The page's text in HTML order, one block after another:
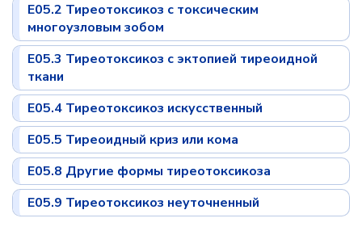
E05.2 Тиреотоксикоз с токсическим
многоузловым зобом
E05.3 Тиреотоксикоз с эктопией тиреоидной
ткани
E05.4 Тиреотоксикоз искусственный
E05.5 Тиреоидный криз или кома
E05.8 Другие формы тиреотоксикоза
E05.9 Тиреотоксикоз неуточненный